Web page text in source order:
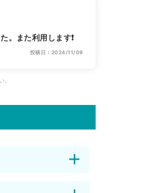
。また利用します❗
投稿日：2024/11/09
。